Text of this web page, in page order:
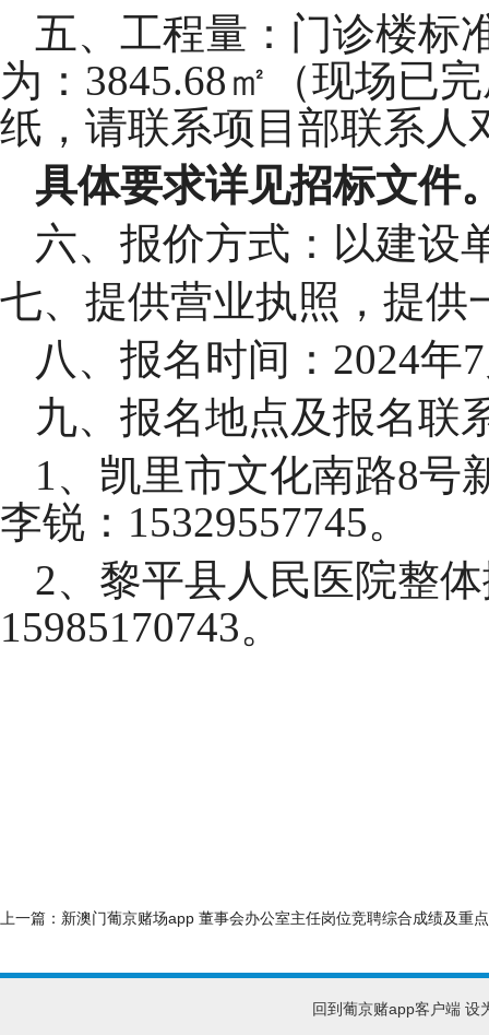
五、工程量： 门诊楼标
为：3845.68㎡（现场已
纸，请联系项目部联系人
具体要求详见招标文件
六、 报价方式： 以建设
七、提供营业执照，提供
八 、报名时间： 2024年7
九、报名地点及报名联
1、凯里市文化南路8号
李锐 ： 15329557745。
2、 黎平县人民医院整
15985170743。
上一篇： 新澳门葡京赌场app 董事会办公室主任岗位竞聘综合成绩及重
回到葡京赌app客户端 设